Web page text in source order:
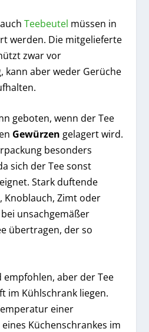
Teebeutel müssen in
werden. Die mitgelieferte
zwar vor
kann aber weder Gerüche
geboten, wenn der Tee
Gewürzen gelagert wird.
besonders
sich der Tee sonst
Stark duftende
Knoblauch, Zimt oder
unsachgemäßer
übertragen, der so
empfohlen, aber der Tee
im Kühlschrank liegen.
einer
Küchenschrankes im